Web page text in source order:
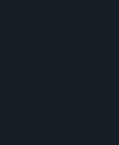
ali ne može
ispravni.